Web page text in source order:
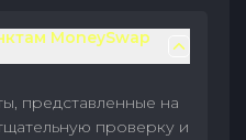
MoneySwap
представленные на
проверку и